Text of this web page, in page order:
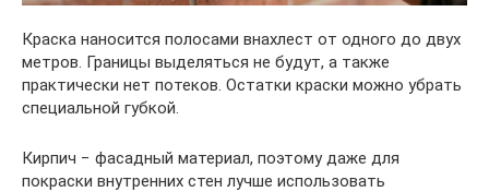
Краска наносится полосами внахлест от одного до двух
метров. Границы выделяться не будут, а также
практически нет потеков. Остатки краски можно убрать
специальной губкой.
Кирпич − фасадный материал, поэтому даже для
покраски внутренних стен лучше использовать